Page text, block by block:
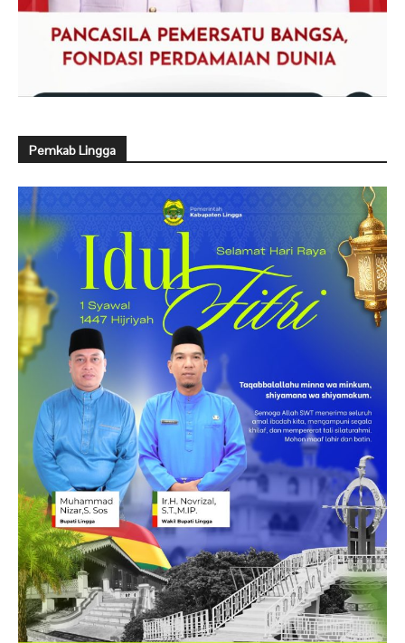
Pemkab Lingga